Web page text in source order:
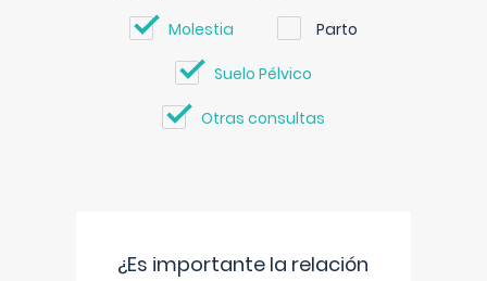
Molestia Parto
Suelo Pélvico
Otras consultas
¿Es importante la relación